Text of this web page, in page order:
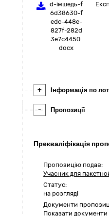
d-імшедь-f
6d38630-f
edc-448e-
827f-282d
3e7c4450.
docx
+ Інформація по
- Пропозиції
Прекваліфікація
Пропозицію подав:
Учасник для
Статус:
на розгляді
Документи
Показати документи